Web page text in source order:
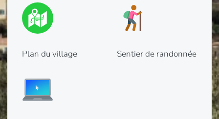
Plan du village Sentier de randonnée